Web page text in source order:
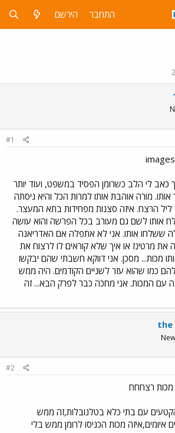
התחבר הירשם
#1
כאב לי הלב כשרומן הפסיד במשפט, ועוד יותר
מורה אוהבת אותו למרות הכל והיא ניסתה
הרצח. איזה סצנות מפחידות בתא המעצר.
אותו לשם גם מעורב בכל הפרשה והוא עושה
ששלחו אותו. אני לא אתפלה אם האדריאנה
מרטינז או איך שלא קוראים לו לרצוח את
מכות... מסכן. אני דווקא חשבתי שהם יבקשו
כמו שהוא עזר לשניים הקודמים. היה ממש
עם המכות. אני מחכה כבר לפרק הבא... זה
the
#2
מכות רצחחח
עם בתי כלא בטלנובלות,זה ממש
מכות הכניסו לרומן ממש בלי